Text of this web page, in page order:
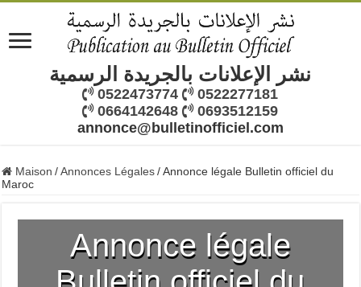
نشر الإعلانات بالجريدة الرسمية
0522473774
0522277181
0664142648
0693512159
annonce@bulletinofficiel.com
Maison / Annonces Légales / Annonce légale Bulletin officiel du
Maroc
Annonce légale